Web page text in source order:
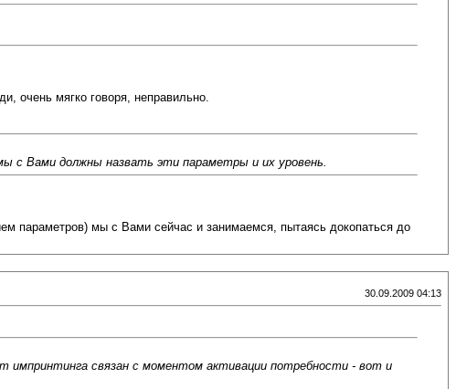
очень мягко говоря, неправильно.
с Вами должны назвать эти параметры и их уровень.
параметров) мы с Вами сейчас и занимаемся, пытаясь докопаться до
30.09.2009 04:13
импринтинга связан с моментом активации потребности - вот и